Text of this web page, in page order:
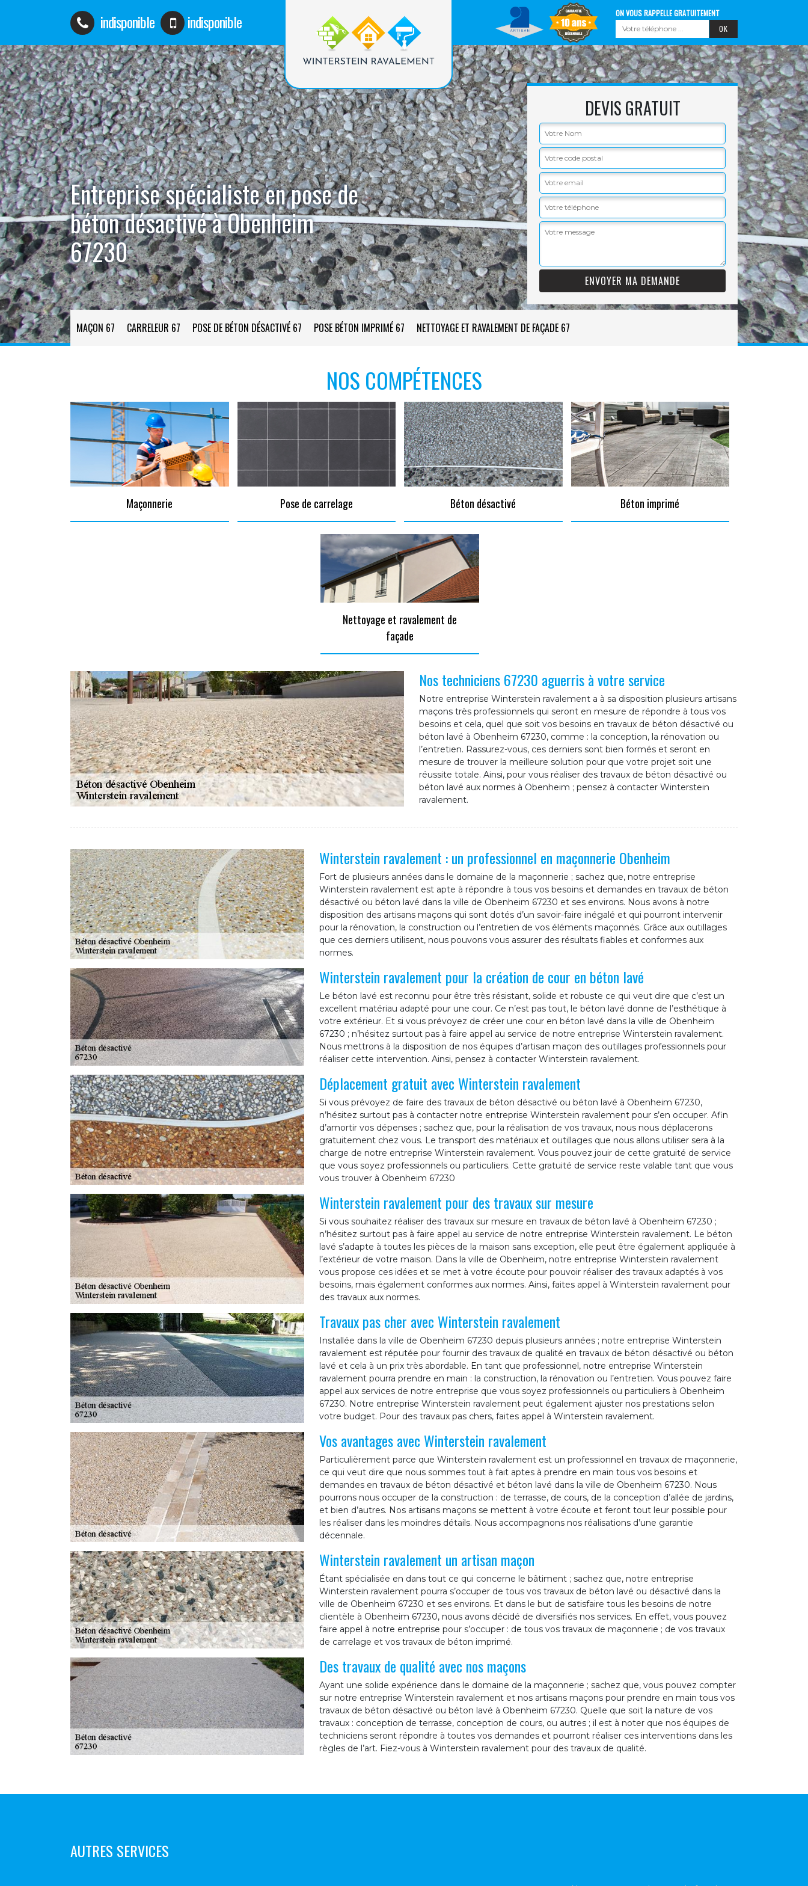
indisponible indisponible ON VOUS RAPPELLE GRATUITEMENT
Entreprise spécialiste en pose de
béton désactivé à Obenheim
67230
DEVIS GRATUIT
MAÇON 67 CARRELEUR 67 POSE DE BÉTON DÉSACTIVÉ 67 POSE BÉTON IMPRIMÉ 67 NETTOYAGE ET RAVALEMENT DE FAÇADE 67
NOS COMPÉTENCES
Maçonnerie Pose de carrelage Béton désactivé Béton imprimé
Nettoyage et ravalement de
façade
Nos techniciens 67230 aguerris à votre service
Notre entreprise Winterstein ravalement a à sa disposition plusieurs artisans
maçons très professionnels qui seront en mesure de répondre à tous vos
besoins et cela, quel que soit vos besoins en travaux de béton désactivé ou
béton lavé à Obenheim 67230, comme : la conception, la rénovation ou
l’entretien. Rassurez-vous, ces derniers sont bien formés et seront en
mesure de trouver la meilleure solution pour que votre projet soit une
réussite totale. Ainsi, pour vous réaliser des travaux de béton désactivé ou
béton lavé aux normes à Obenheim ; pensez à contacter Winterstein
ravalement.
Winterstein ravalement : un professionnel en maçonnerie Obenheim
Fort de plusieurs années dans le domaine de la maçonnerie ; sachez que, notre entreprise
Winterstein ravalement est apte à répondre à tous vos besoins et demandes en travaux de béton
désactivé ou béton lavé dans la ville de Obenheim 67230 et ses environs. Nous avons à notre
disposition des artisans maçons qui sont dotés d’un savoir-faire inégalé et qui pourront intervenir
pour la rénovation, la construction ou l’entretien de vos éléments maçonnés. Grâce aux outillages
que ces derniers utilisent, nous pouvons vous assurer des résultats fiables et conformes aux
normes.
Winterstein ravalement pour la création de cour en béton lavé
Le béton lavé est reconnu pour être très résistant, solide et robuste ce qui veut dire que c’est un
excellent matériau adapté pour une cour. Ce n’est pas tout, le béton lavé donne de l’esthétique à
votre extérieur. Et si vous prévoyez de créer une cour en béton lavé dans la ville de Obenheim
67230 ; n’hésitez surtout pas à faire appel au service de notre entreprise Winterstein ravalement.
Nous mettrons à la disposition de nos équipes d’artisan maçon des outillages professionnels pour
réaliser cette intervention. Ainsi, pensez à contacter Winterstein ravalement.
Déplacement gratuit avec Winterstein ravalement
Si vous prévoyez de faire des travaux de béton désactivé ou béton lavé à Obenheim 67230,
n’hésitez surtout pas à contacter notre entreprise Winterstein ravalement pour s’en occuper. Afin
d’amortir vos dépenses ; sachez que, pour la réalisation de vos travaux, nous nous déplacerons
gratuitement chez vous. Le transport des matériaux et outillages que nous allons utiliser sera à la
charge de notre entreprise Winterstein ravalement. Vous pouvez jouir de cette gratuité de service
que vous soyez professionnels ou particuliers. Cette gratuité de service reste valable tant que vous
vous trouver à Obenheim 67230
Winterstein ravalement pour des travaux sur mesure
Si vous souhaitez réaliser des travaux sur mesure en travaux de béton lavé à Obenheim 67230 ;
n’hésitez surtout pas à faire appel au service de notre entreprise Winterstein ravalement. Le béton
lavé s’adapte à toutes les pièces de la maison sans exception, elle peut être également appliquée à
l’extérieur de votre maison. Dans la ville de Obenheim, notre entreprise Winterstein ravalement
vous propose ces idées et se met à votre écoute pour pouvoir réaliser des travaux adaptés à vos
besoins, mais également conformes aux normes. Ainsi, faites appel à Winterstein ravalement pour
des travaux aux normes.
Travaux pas cher avec Winterstein ravalement
Installée dans la ville de Obenheim 67230 depuis plusieurs années ; notre entreprise Winterstein
ravalement est réputée pour fournir des travaux de qualité en travaux de béton désactivé ou béton
lavé et cela à un prix très abordable. En tant que professionnel, notre entreprise Winterstein
ravalement pourra prendre en main : la construction, la rénovation ou l’entretien. Vous pouvez faire
appel aux services de notre entreprise que vous soyez professionnels ou particuliers à Obenheim
67230. Notre entreprise Winterstein ravalement peut également ajuster nos prestations selon
votre budget. Pour des travaux pas chers, faites appel à Winterstein ravalement.
Vos avantages avec Winterstein ravalement
Particulièrement parce que Winterstein ravalement est un professionnel en travaux de maçonnerie,
ce qui veut dire que nous sommes tout à fait aptes à prendre en main tous vos besoins et
demandes en travaux de béton désactivé et béton lavé dans la ville de Obenheim 67230. Nous
pourrons nous occuper de la construction : de terrasse, de cours, de la conception d’allée de jardins,
et bien d’autres. Nos artisans maçons se mettent à votre écoute et feront tout leur possible pour
les réaliser dans les moindres détails. Nous accompagnons nos réalisations d’une garantie
décennale.
Winterstein ravalement un artisan maçon
Étant spécialisée en dans tout ce qui concerne le bâtiment ; sachez que, notre entreprise
Winterstein ravalement pourra s’occuper de tous vos travaux de béton lavé ou désactivé dans la
ville de Obenheim 67230 et ses environs. Et dans le but de satisfaire tous les besoins de notre
clientèle à Obenheim 67230, nous avons décidé de diversifiés nos services. En effet, vous pouvez
faire appel à notre entreprise pour s’occuper : de tous vos travaux de maçonnerie ; de vos travaux
de carrelage et vos travaux de béton imprimé.
Des travaux de qualité avec nos maçons
Ayant une solide expérience dans le domaine de la maçonnerie ; sachez que, vous pouvez compter
sur notre entreprise Winterstein ravalement et nos artisans maçons pour prendre en main tous vos
travaux de béton désactivé ou béton lavé à Obenheim 67230. Quelle que soit la nature de vos
travaux : conception de terrasse, conception de cours, ou autres ; il est à noter que nos équipes de
techniciens seront répondre à toutes vos demandes et pourront réaliser ces interventions dans les
règles de l’art. Fiez-vous à Winterstein ravalement pour des travaux de qualité.
AUTRES SERVICES